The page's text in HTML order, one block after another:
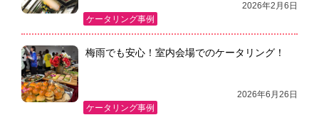
2026年2月6日
ケータリング事例
梅雨でも安心！室内会場でのケータリング！
2026年6月26日
ケータリング事例